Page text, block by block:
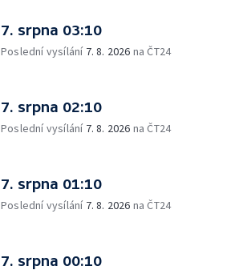
7. srpna 03:10
Poslední vysílání 7. 8. 2026 na ČT24
7. srpna 02:10
Poslední vysílání 7. 8. 2026 na ČT24
7. srpna 01:10
Poslední vysílání 7. 8. 2026 na ČT24
7. srpna 00:10